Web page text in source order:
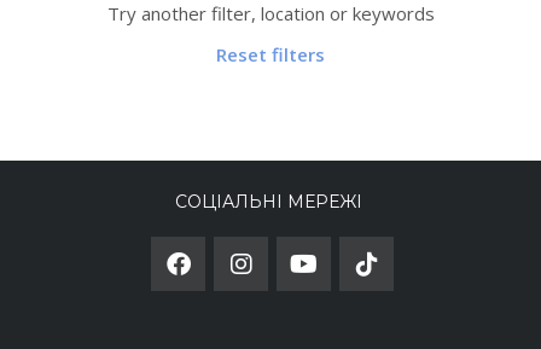
Try another filter, location or keywords
Reset filters
СОЦІАЛЬНІ МЕРЕЖІ